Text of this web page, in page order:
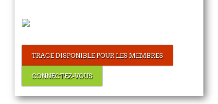
TRACE DISPONIBLE POUR LES MEMBRES
CONNECTEZ-VOUS